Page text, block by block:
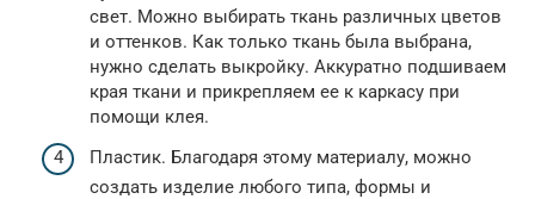
свет. Можно выбирать ткань различных цветов
и оттенков. Как только ткань была выбрана,
нужно сделать выкройку. Аккуратно подшиваем
края ткани и прикрепляем ее к каркасу при
помощи клея.
Пластик. Благодаря этому материалу, можно
создать изделие любого типа, формы и